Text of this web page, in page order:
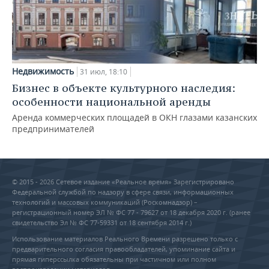
Недвижимость 31 июл, 18:10
Бизнес в объекте культурного наследия:
особенности национальной аренды
Аренда коммерческих площадей в ОКН глазами казанских
предпринимателей
© 2015 - 2026 Сетевое издание «Реальное время» Зарегистрировано
Федеральной службой по надзору в сфере связи, информационных
технологий и массовых коммуникаций (Роскомнадзор) –
регистрационный номер ЭЛ № ФС 77 - 79627 от 18 декабря 2020 г. (ранее
свидетельство Эл № ФС 77-59331 от 18 сентября 2014 г.)
Использование материалов Реального Времени разрешено только с
предварительного согласия правообладателей, упоминание сайта и
прямая гиперссылка обязательны при частичном или полном